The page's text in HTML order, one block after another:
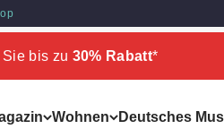
bis zu 30% Rabatt*
Wohnen Deutsches